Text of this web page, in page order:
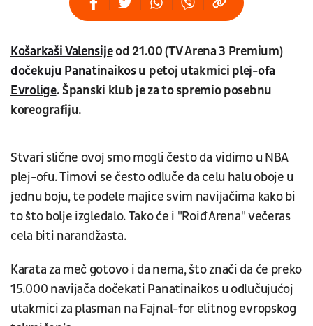
Košarkaši Valensijeod 21.00 (TV Arena 3 Premium)
dočekuju Panatinaikosu petoj utakmici plej-ofa
Evrolige. Španski klub je za to spremio posebnu
koreografiju.
Stvari slične ovoj smo mogli često da vidimo u NBA
plej-ofu. Timovi se često odluče da celu halu oboje u
jednu boju, te podele majice svim navijačima kako bi
to što bolje izgledalo. Tako će i "Roiđ Arena" večeras
cela biti narandžasta.
Karata za meč gotovo i da nema, što znači da će preko
15.000 navijača dočekati Panatinaikos u odlučujućoj
utakmici za plasman na Fajnal-for elitnog evropskog